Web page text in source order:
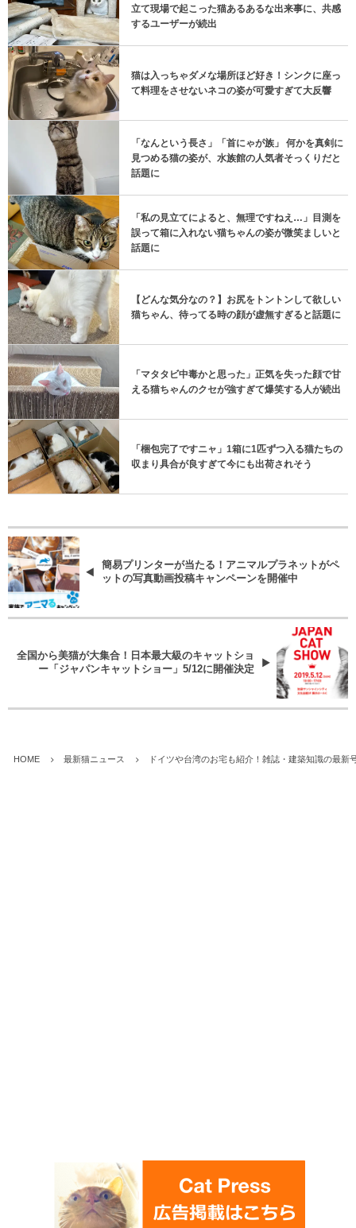
立て現場で起こった猫あるあるな出来事に、共感
するユーザーが続出
猫は入っちゃダメな場所ほど好き！シンクに座っ
て料理をさせないネコの姿が可愛すぎて大反響
「なんという長さ」「首にゃが族」 何かを真剣に
見つめる猫の姿が、水族館の人気者そっくりだと
話題に
「私の見立てによると、無理ですねえ…」目測を
誤って箱に入れない猫ちゃんの姿が微笑ましいと
話題に
【どんな気分なの？】お尻をトントンして欲しい
猫ちゃん、待ってる時の顔が虚無すぎると話題に
「マタタビ中毒かと思った」正気を失った顔で甘
える猫ちゃんのクセが強すぎて爆笑する人が続出
「梱包完了ですニャ」1箱に1匹ずつ入る猫たちの
収まり具合が良すぎて今にも出荷されそう
簡易プリンターが当たる！アニマルプラネットがペ
ットの写真動画投稿キャンペーンを開催中
全国から美猫が大集合！日本最大級のキャットショ
ー「ジャパンキャットショー」5/12に開催決定
HOME 最新猫ニュース ドイツや台湾のお宅も紹介！雑誌・建築知識の最